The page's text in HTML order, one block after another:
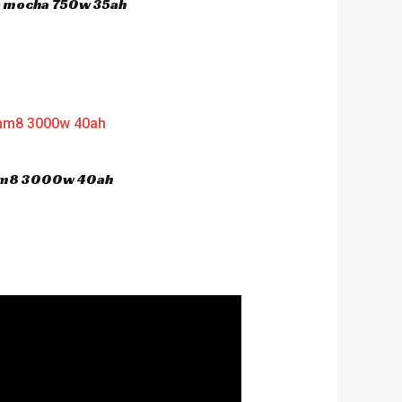
750w 35ah
3000w 40ah